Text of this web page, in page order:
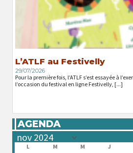
L’ATLF au Festivelly
29/07/2026
Pour la première fois, l’ATLF s’est essayée à
l’occasion du festival en ligne Festivelly, [...]
AGENDA
L M M J